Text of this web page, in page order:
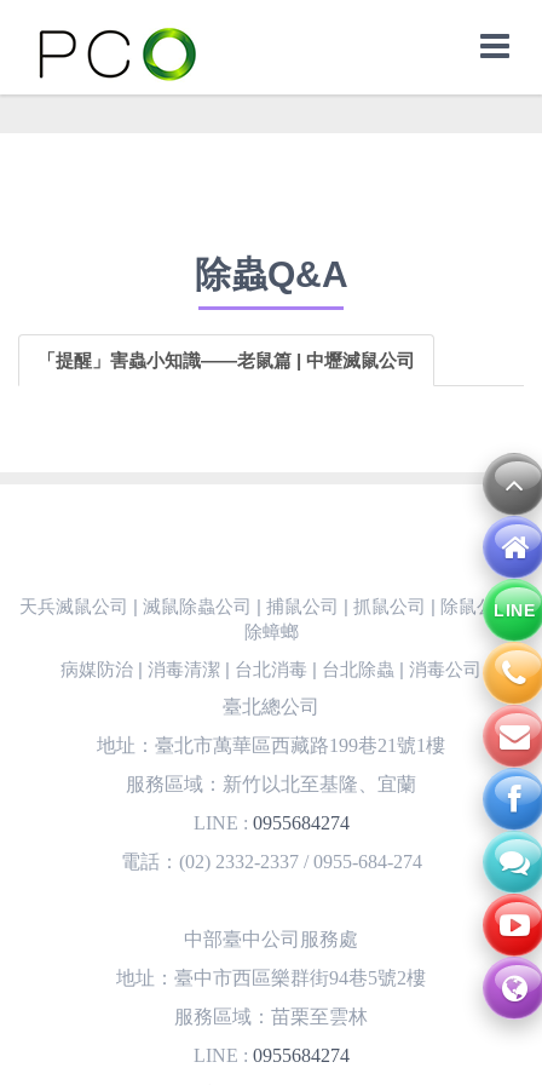
除蟲Q&A
「提醒」害蟲小知識——老鼠篇 | 中壢滅鼠公司
天兵滅鼠公司 | 滅鼠除蟲公司 | 捕鼠公司 | 抓鼠公司 | 除鼠公司 |
除蟑螂
病媒防治 | 消毒清潔 | 台北消毒 | 台北除蟲 | 消毒公司
臺北總公司
地址：臺北市萬華區西藏路199巷21號1樓
服務區域：新竹以北至基隆、宜蘭
LINE : 0955684274
電話：(02) 2332-2337 / 0955-684-274
中部臺中公司服務處
地址：臺中市西區樂群街94巷5號2樓
服務區域：苗栗至雲林
LINE : 0955684274
LINE